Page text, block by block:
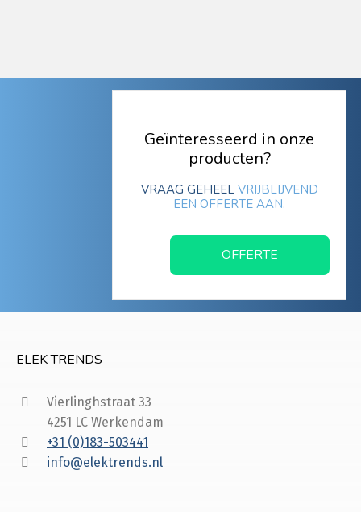
Geïnteresseerd in onze
producten?
VRAAG GEHEEL VRIJBLIJVEND
EEN OFFERTE AAN.
OFFERTE
ELEK TRENDS
Vierlinghstraat 33
4251 LC Werkendam
+31 (0)183-503441
info@elektrends.nl